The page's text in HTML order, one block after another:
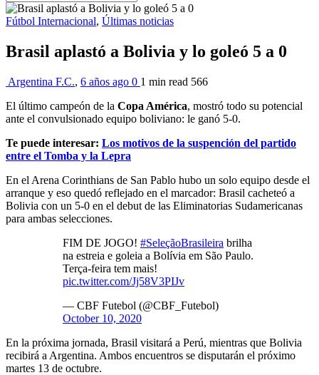
Fútbol Internacional, Últimas noticias
Brasil aplastó a Bolivia y lo goleó 5 a 0
Argentina F.C., 6 años ago 0 1 min read 566
El último campeón de la Copa América, mostró todo su potencial
ante el convulsionado equipo boliviano: le ganó 5-0.
Te puede interesar: Los motivos de la suspención del partido
entre el Tomba y la Lepra
En el Arena Corinthians de San Pablo hubo un solo equipo desde el
arranque y eso quedó reflejado en el marcador: Brasil cacheteó a
Bolivia con un 5-0 en el debut de las Eliminatorias Sudamericanas
para ambas selecciones.
FIM DE JOGO! #SeleçãoBrasileira brilha
na estreia e goleia a Bolívia em São Paulo.
Terça-feira tem mais!
pic.twitter.com/Jj58V3PIJv
— CBF Futebol (@CBF_Futebol)
October 10, 2020
En la próxima jornada, Brasil visitará a Perú, mientras que Bolivia
recibirá a Argentina. Ambos encuentros se disputarán el próximo
martes 13 de octubre.